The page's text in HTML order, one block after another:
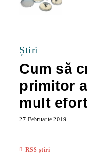
Știri
Cum să
primitor
mult efort
27 Februarie 2019
RSS știri